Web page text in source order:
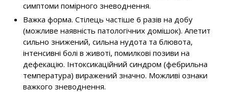
симптоми помірного зневоднення.
Важка форма. Стілець частіше 6 разів на добу
(можливе наявність патологічних домішок). Апетит
сильно знижений, сильна нудота та блювота,
інтенсивні болі в животі, помилкові позиви на
дефекацію. Інтоксикаційний синдром (фебрильна
температура) виражений значно. Можливі ознаки
важкого зневоднення.